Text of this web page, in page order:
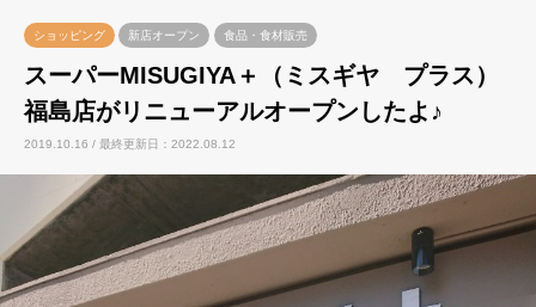
ショッピング 新店オープン 食品・食材販売
スーパーMISUGIYA＋（ミスギヤ プラス）
福島店がリニューアルオープンしたよ♪
2019.10.16 / 最終更新日：2022.08.12